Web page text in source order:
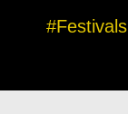
#Festivals